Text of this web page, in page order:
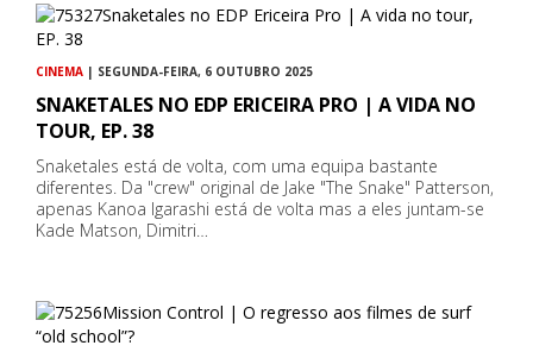
CINEMA | SEGUNDA-FEIRA, 6 OUTUBRO 2025
SNAKETALES NO EDP ERICEIRA PRO | A VIDA NO
TOUR, EP. 38
Snaketales está de volta, com uma equipa bastante
diferentes. Da "crew" original de Jake "The Snake" Patterson,
apenas Kanoa Igarashi está de volta mas a eles juntam-se
Kade Matson, Dimitri…